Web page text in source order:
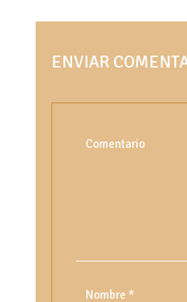
ENVIAR